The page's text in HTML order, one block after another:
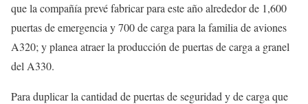
que la compañía prevé fabricar para este año alrededor de 1,600
puertas de emergencia y 700 de carga para la familia de aviones
A320; y planea atraer la producción de puertas de carga a granel
del A330.
Para duplicar la cantidad de puertas de seguridad y de carga que